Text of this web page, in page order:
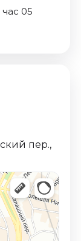
05
пер.,